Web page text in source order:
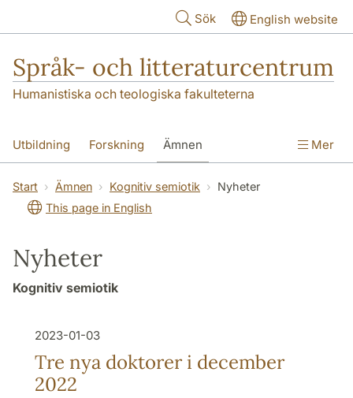
Sök English website
Språk- och litteraturcentrum
Humanistiska och teologiska fakulteterna
Utbildning Forskning Ämnen
SOL-husen Kontakt Institutionen
översättning till svenska
Mer
Start Ämnen Kognitiv semiotik
Nyheter
This page in English
Nyheter
Kognitiv semiotik
2023-01-03
Tre nya doktorer i december
2022